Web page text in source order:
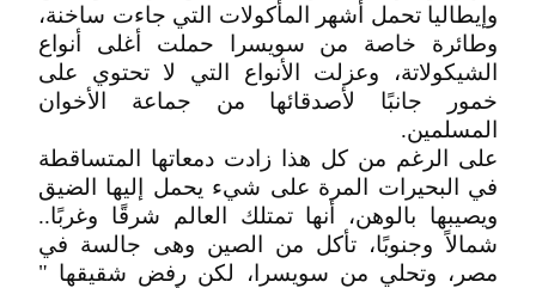
وإيطاليا تحمل أشهر المأكولات التي جاءت ساخنة،
وطائرة خاصة من سويسرا حملت أغلى أنواع
الشيكولاتة، وعزلت الأنواع التي لا تحتوي على
خمور جانبًا لأصدقائها من جماعة الأخوان
المسلمين.
على الرغم من كل هذا زادت دمعاتها المتساقطة
في البحيرات المرة على شيء يحمل إليها الضيق
ويصيبها بالوهن، أنها تمتلك العالم شرقًا وغربًا..
شمالاً وجنوبًا، تأكل من الصين وهى جالسة في
مصر، وتحلي من سويسرا، لكن رفض شقيقها "